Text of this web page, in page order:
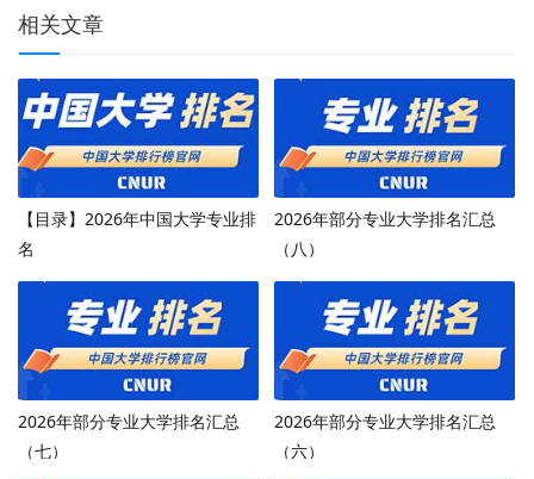
相关文章
【目录】2026年中国大学专业排
名
2026年部分专业大学排名汇总
（八）
2026年部分专业大学排名汇总
（七）
2026年部分专业大学排名汇总
（六）